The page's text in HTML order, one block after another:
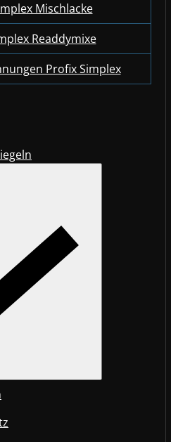
Mischlacke
Readdymixe
Profix Simplex